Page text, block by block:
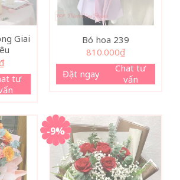
Giai
₫
tư
Bó hoa 239
810.000₫
Đặt ngay
Chat tư
vấn
-9%